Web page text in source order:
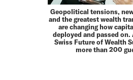
Geopolitical tensions,
and the greatest wealth
are changing how
deployed and passed on.
Swiss Future of Wealth
more than 200